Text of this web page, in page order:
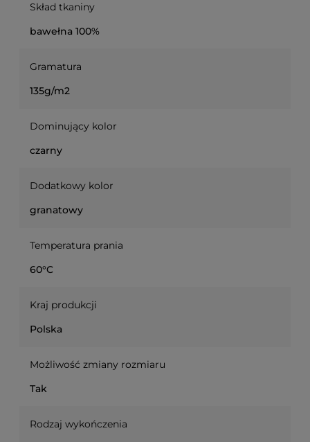
Skład tkaniny
bawełna 100%
Gramatura
135g/m2
Dominujący kolor
czarny
Dodatkowy kolor
granatowy
Temperatura prania
60°C
Kraj produkcji
Polska
Możliwość zmiany rozmiaru
Tak
Rodzaj wykończenia